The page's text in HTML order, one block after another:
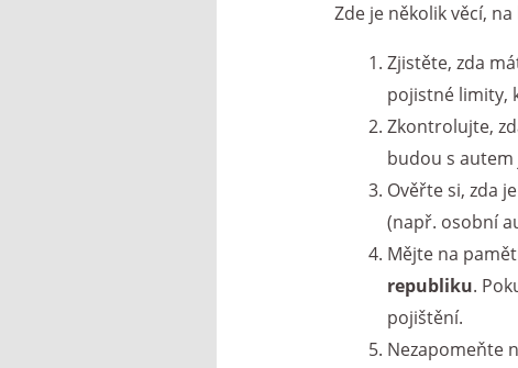
Zde je několik věcí,
Zjistěte, zda
pojistné limity,
Zkontrolujte,
budou s autem
Ověřte si, zda
(např. osobní
Mějte na
republiku.
pojištění.
Nezapomeňte